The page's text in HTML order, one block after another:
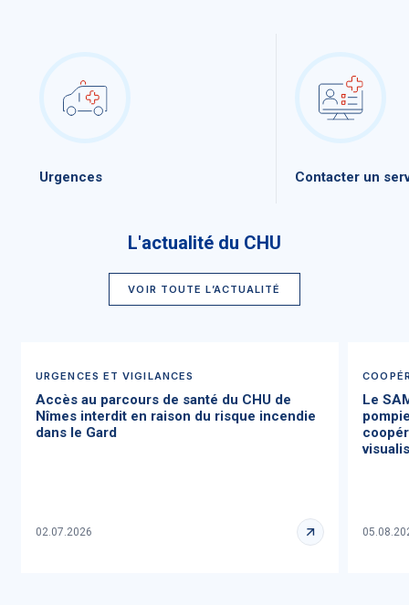
Urgences Contacter un
L'actualité du CHU
VOIR TOUTE L’ACTUALITÉ
URGENCES ET VIGILANCES
Accès au parcours de santé du CHU de
Nîmes interdit en raison du risque incendie
dans le Gard
02.07.2026
Le